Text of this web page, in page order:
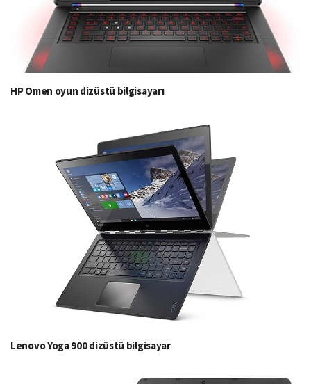
HP Omen oyun dizüstü bilgisayarı
Lenovo Yoga 900 dizüstü bilgisayar